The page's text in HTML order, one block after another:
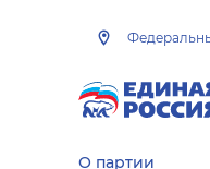
О партии